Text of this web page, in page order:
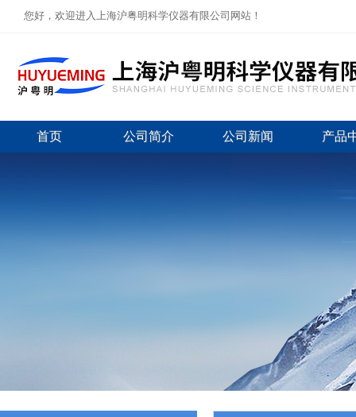
您好，欢迎进入上海沪粤明科学仪器有限公司网站！
首页 公司简介 公司新闻 产品